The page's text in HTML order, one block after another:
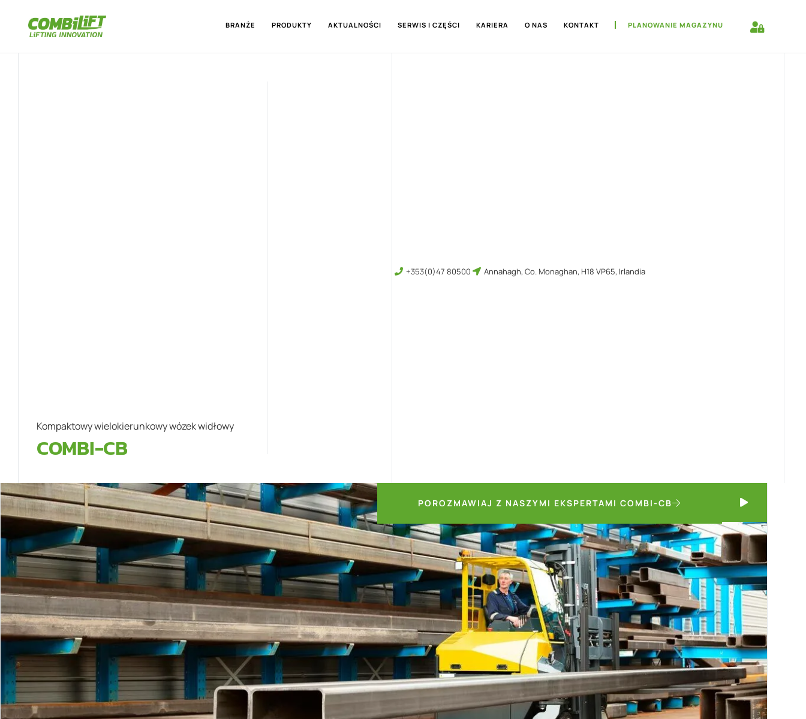
BRANŻE PRODUKTY AKTUALNOŚCI SERWIS I CZĘŚCI KARIERA O NAS KONTAKT PLANOWANIE MAGAZYNU
Kompaktowy wielokierunkowy wózek widłowy
COMBI-CB
+353(0)47 80500 Annahagh, Co. Monaghan, H18 VP65, Irlandia
POROZMAWIAJ Z NASZYMI EKSPERTAMI COMBI-CB